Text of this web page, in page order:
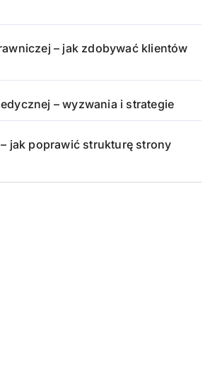
– jak zdobywać klientów
– wyzwania i strategie
jak poprawić strukturę strony